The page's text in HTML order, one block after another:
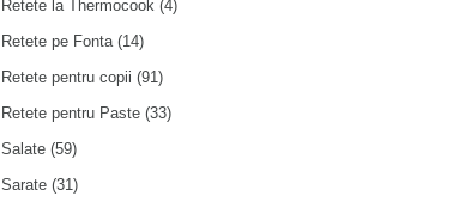
Retete la Thermocook (4)
Retete pe Fonta(14)
Retete pentru copii (91)
Retete pentru Paste (33)
Salate (59)
Sarate (31)